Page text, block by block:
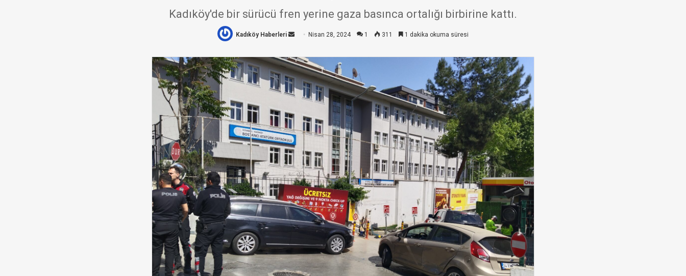
Kadıköy'de bir sürücü fren yerine gaza basınca ortalığı birbirine kattı.
Kadıköy Haberleri
posta
göndermek
Nisan 28, 2024 1 311 1 dakika okuma süresi